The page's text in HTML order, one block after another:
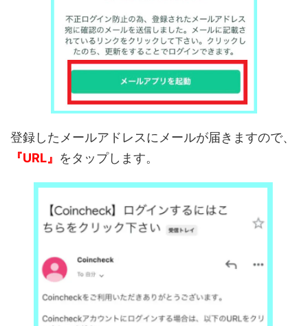
登録したメールアドレスにメールが届きますので、
『URL』 をタップします。